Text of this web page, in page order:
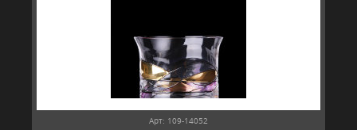
Арт: 109-14052